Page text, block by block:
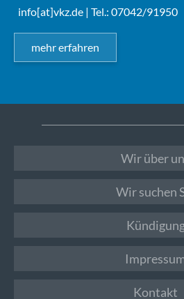
info[at]vkz.de | Tel.: 07042/91950
mehr erfahren
Wir über
Wir suchen
Kontakt